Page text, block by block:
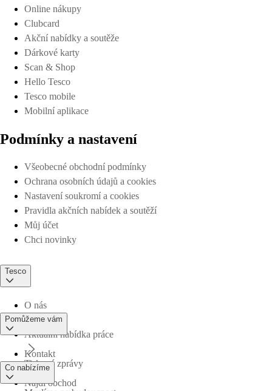
Online nákupy
Clubcard
Akční nabídky a soutěže
Dárkové karty
Scan & Shop
Hello Tesco
Tesco mobile
Mobilní aplikace
Podmínky a nastavení
Všeobecné obchodní podmínky
Ochrana osobních údajů a cookies
Nastavení soukromí a cookies
Pravidla akčních nabídek a soutěží
Můj účet
Chci novinky
Tesco
O nás
Aktuální nabídka práce
Tiskové zprávy
Pomůžeme vám
Kontakt
Najdi obchod
Co nabízíme